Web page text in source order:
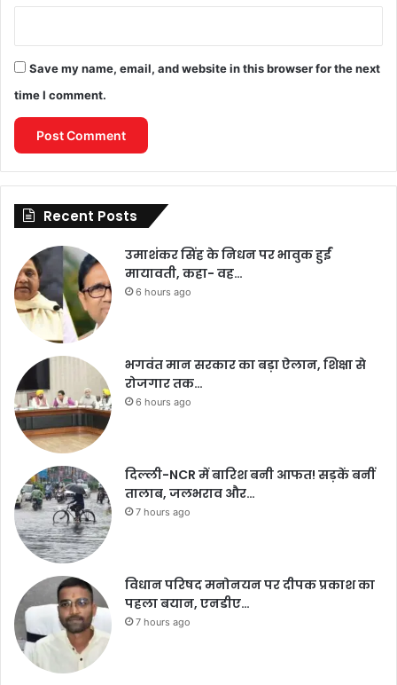
Save my name, email, and website in this browser for the next
time I comment.
Recent Posts
उमाशंकर सिंह के निधन पर भावुक हुईं
मायावती, कहा- वह…
6 hours ago
भगवंत मान सरकार का बड़ा ऐलान, शिक्षा से
रोजगार तक…
6 hours ago
दिल्ली-NCR में बारिश बनी आफत! सड़कें बनीं
तालाब, जलभराव और…
7 hours ago
विधान परिषद मनोनयन पर दीपक प्रकाश का
पहला बयान, एनडीए…
7 hours ago